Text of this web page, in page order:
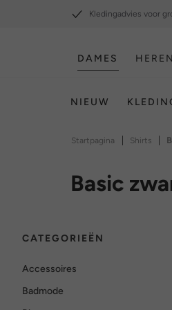
Kledingadvies voor
DAMES HEREN
NIEUW
Startpagina | Shirts |
Basic
CATEGORIEËN
Accessoires
Badmode